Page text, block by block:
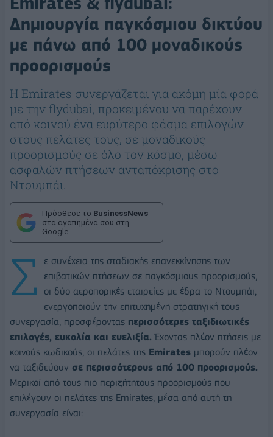
Δημιουργία παγκόσμιου δικτύου
με πάνω από 100 μοναδικούς
προορισμούς
Η Emirates συνεργάζεται για ακόμη μία φορά
με την flydubai, προκειμένου να παρέχουν
από κοινού ένα ευρύτερο φάσμα επιλογών
στους πελάτες τους, σε μοναδικούς
προορισμούς σε όλο τον κόσμο, μέσω
ασφαλών πτήσεων ανταπόκρισης στο
Ντουμπάι.
Πρόσθεσε το BusinessNews
στα αγαπημένα σου στη
Google
Σ
ε συνέχεια της σταδιακής επανεκκίνησης των
επιβατικών πτήσεων σε παγκόσμιους προορισμούς,
οι δύο αεροπορικές εταιρείες με έδρα το Ντουμπάι,
ενεργοποιούν την επιτυχημένη στρατηγική τους
συνεργασία, προσφέροντας περισσότερες ταξιδιωτικές
επιλογές, ευκολία και ευελιξία. Έχοντας πλέον πτήσεις με
κοινούς κωδικούς, οι πελάτες της Emirates μπορούν πλέον
να ταξιδεύουν σε περισσότερους από 100 προορισμούς.
Μερικοί από τους πιο περιζήτητους προορισμούς που
επιλέγουν οι πελάτες της Emirates, μέσα από αυτή τη
συνεργασία είναι: